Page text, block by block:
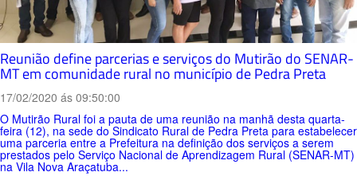
Reunião define parcerias e serviços do Mutirão do SENAR-
MT em comunidade rural no município de Pedra Preta
17/02/2020 ás 09:50:00
O Mutirão Rural foi a pauta de uma reunião na manhã desta quarta-
feira (12), na sede do Sindicato Rural de Pedra Preta para estabelecer
uma parceria entre a Prefeitura na definição dos serviços a serem
prestados pelo Serviço Nacional de Aprendizagem Rural (SENAR-MT)
na Vila Nova Araçatuba...